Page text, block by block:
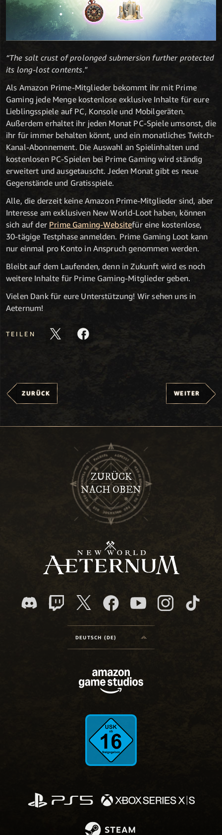
“The salt crust of prolonged submersion further protected
its long-lost contents."
Als Amazon Prime-Mitglieder bekommt ihr mit Prime
Gaming jede Menge kostenlose exklusive Inhalte für eure
Lieblingsspiele auf PC, Konsole und Mobilgeräten.
Außerdem erhaltet ihr jeden Monat PC-Spiele umsonst, die
ihr für immer behalten könnt, und ein monatliches Twitch-
Kanal-Abonnement. Die Auswahl an Spielinhalten und
kostenlosen PC-Spielen bei Prime Gaming wird ständig
erweitert und ausgetauscht. Jeden Monat gibt es neue
Gegenstände und Gratisspiele.
Alle, die derzeit keine Amazon Prime-Mitglieder sind, aber
Interesse am exklusiven New World-Loot haben, können
sich auf der Prime Gaming-Websitefür eine kostenlose,
30-tägige Testphase anmelden. Prime Gaming Loot kann
nur einmal pro Konto in Anspruch genommen werden.
Bleibt auf dem Laufenden, denn in Zukunft wird es noch
weitere Inhalte für Prime Gaming-Mitglieder geben.
Vielen Dank für eure Unterstützung! Wir sehen uns in
Aeternum!
TEILEN
ZURÜCK WEITER
ZURÜCK
NACH OBEN
DEUTSCH (DE)